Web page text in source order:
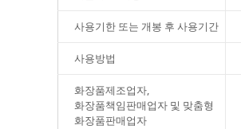
사용기한 또는 개봉 후 사용기간
사용방법
화장품제조업자,
화장품책임판매업자 및 맞춤형
화장품판매업자